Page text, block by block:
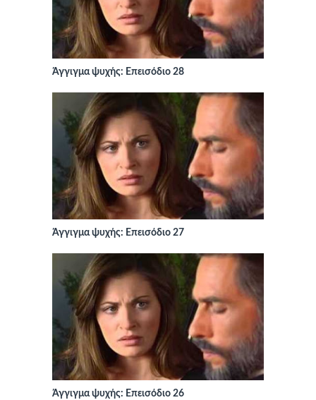
Άγγιγμα ψυχής: Επεισόδιο 28
Άγγιγμα ψυχής: Επεισόδιο 27
Άγγιγμα ψυχής: Επεισόδιο 26